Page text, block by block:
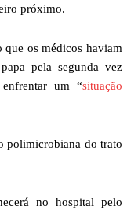
próximo.
os médicos haviam
pela segunda vez
um “situação
polimicrobiana do trato
no hospital pelo